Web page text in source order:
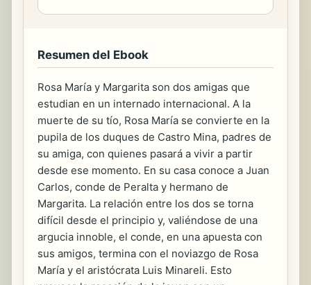
Resumen del Ebook
Rosa María y Margarita son dos amigas que
estudian en un internado internacional. A la
muerte de su tío, Rosa María se convierte en la
pupila de los duques de Castro Mina, padres de
su amiga, con quienes pasará a vivir a partir
desde ese momento. En su casa conoce a Juan
Carlos, conde de Peralta y hermano de
Margarita. La relación entre los dos se torna
difícil desde el principio y, valiéndose de una
argucia innoble, el conde, en una apuesta con
sus amigos, termina con el noviazgo de Rosa
María y el aristócrata Luis Minareli. Esto